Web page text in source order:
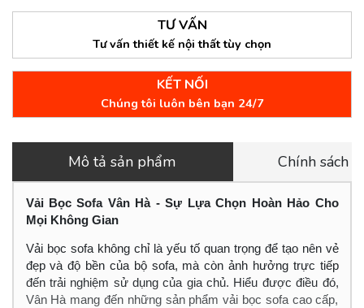
TƯ VẤN
Tư vấn thiết kế nội thất tùy chọn
KẾT NỐI
Chúng tôi luôn bên bạn 24/7
Mô tả sản phẩm Chính sách
Vải Bọc Sofa Vân Hà - Sự Lựa Chọn Hoàn Hảo Cho
Mọi Không Gian
Vải bọc sofa không chỉ là yếu tố quan trọng để tạo nên vẻ
đẹp và độ bền của bộ sofa, mà còn ảnh hưởng trực tiếp
đến trải nghiệm sử dụng của gia chủ. Hiểu được điều đó,
Vân Hà mang đến những sản phẩm vải bọc sofa cao cấp,